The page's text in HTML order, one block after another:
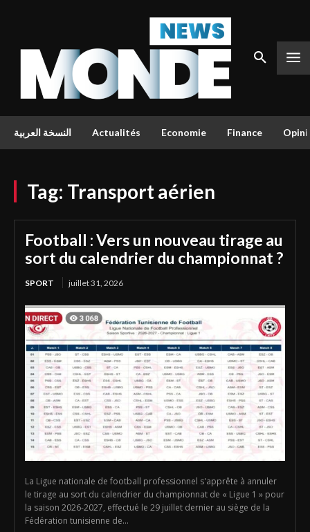
النسخة العربية Actualités Economie Finance
Tag: Transport aérien
Football : Vers un nouveau tirage au
sort du calendrier du championnat ?
SPORT juillet 31, 2026
La Ligue nationale de football professionnel s'apprête à annuler
le tirage au sort du calendrier du championnat de « Ligue 1 » pour
la saison 2026-2027, effectué le 29 juillet dernier au siège de la
Fédération tunisienne de...